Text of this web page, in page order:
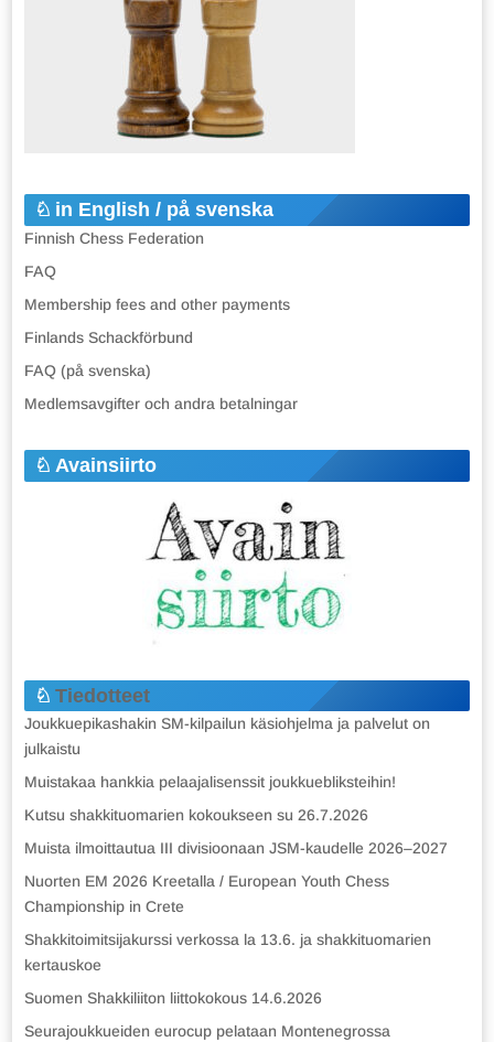
in English / på svenska
Finnish Chess Federation
FAQ
Membership fees and other payments
Finlands Schackförbund
FAQ (på svenska)
Medlemsavgifter och andra betalningar
Avainsiirto
Tiedotteet
Joukkuepikashakin SM-kilpailun käsiohjelma ja palvelut on
julkaistu
Muistakaa hankkia pelaajalisenssit joukkuebliksteihin!
Kutsu shakkituomarien kokoukseen su 26.7.2026
Muista ilmoittautua III divisioonaan JSM-kaudelle 2026–2027
Nuorten EM 2026 Kreetalla / European Youth Chess
Championship in Crete
Shakkitoimitsijakurssi verkossa la 13.6. ja shakkituomarien
kertauskoe
Suomen Shakkiliiton liittokokous 14.6.2026
Seurajoukkueiden eurocup pelataan Montenegrossa